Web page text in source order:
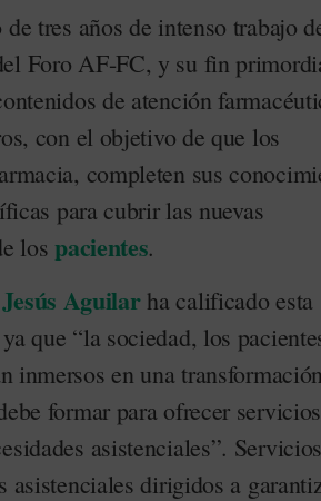
tres años de intenso trabajo
Foro AF-FC, y su fin
de atención
con el objetivo de que los
completen sus
para cubrir las nuevas
lospacientes.
Jesús Aguilarha calificado esta
que “la sociedad, los
inmersos en una
formar para ofrecer
asistenciales”. Servicios
asistenciales dirigidos a